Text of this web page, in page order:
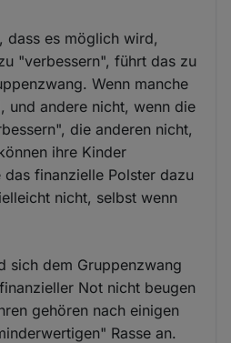
dass es möglich wird,
"verbessern", führt das zu
Wenn manche
und andere nicht, wenn die
die anderen nicht,
ihre Kinder
finanzielle Polster dazu
nicht, selbst wenn
sich dem Gruppenzwang
Not nicht beugen
gehören nach einigen
Rasse an.